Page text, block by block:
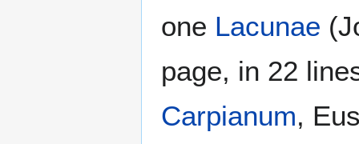
one Lacunae
page, in 22
Carpianum,